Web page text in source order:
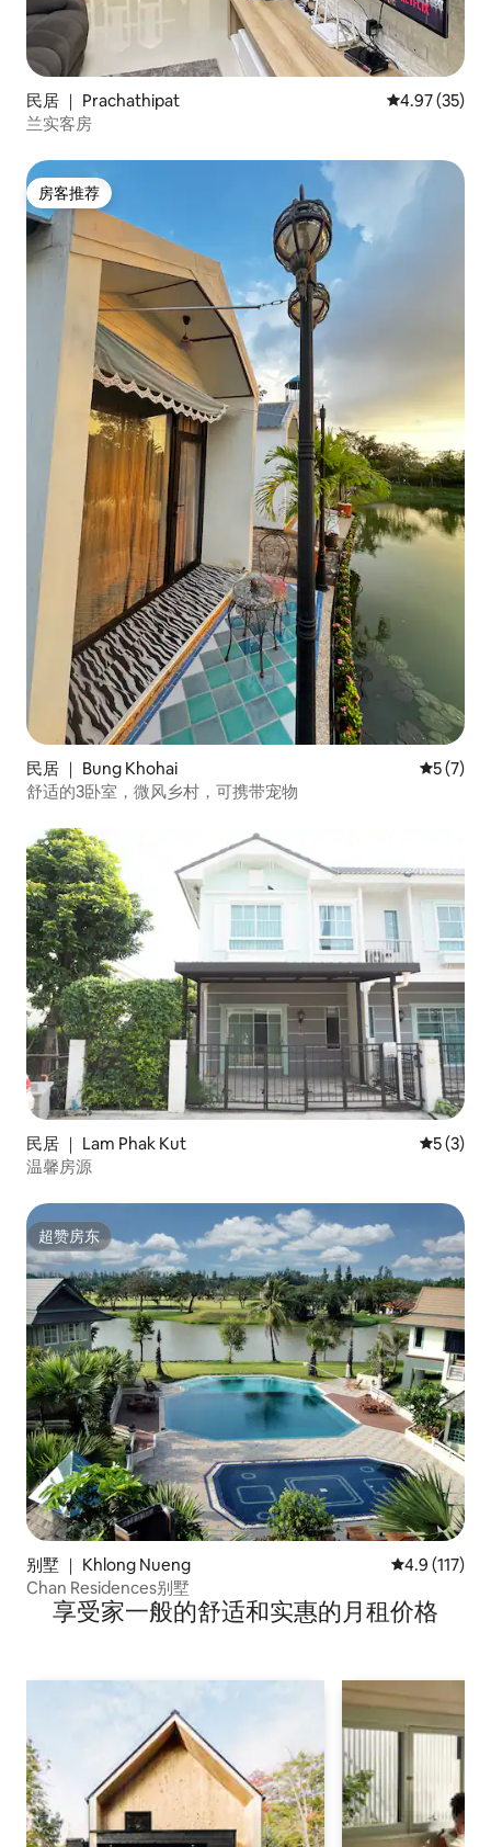
民居 ｜ Prachathipat 平均评分
4.97 (35)
兰实客房
房客推荐
房客推荐
民居 ｜ Bung Khohai 平均评分
5 (7)
舒适的3卧室，微风乡村，可携带宠物
民居 ｜ Lam Phak Kut 平均评分
5 (3)
温馨房源
超赞房东
超赞房东
别墅 ｜ Khlong Nueng 平均评分 4.9
4.9 (117)
Chan Residences别墅
享受家一般的舒适和实惠的月租价格